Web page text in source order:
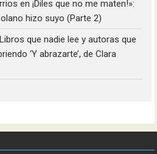
en¡Diles que no me maten!»:
hizo suyo (Parte 2)
Libros que nadie lee y autoras que
‘Y abrazarte’, de Clara